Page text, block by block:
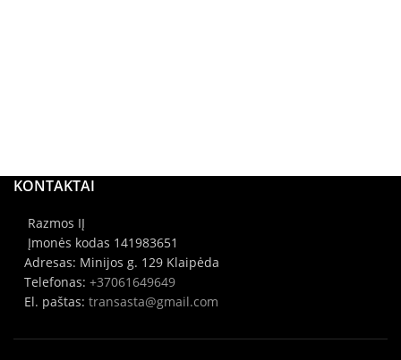
KONTAKTAI
Razmos IĮ
Įmonės kodas 141983651
Adresas: Minijos g. 129 Klaipėda
Telefonas: +37061649649
El. paštas: transasta@gmail.com